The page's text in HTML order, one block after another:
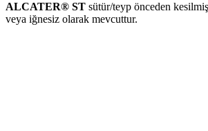
ALCATER® ST sütür/teyp önceden
veya iğnesiz olarak mevcuttur.